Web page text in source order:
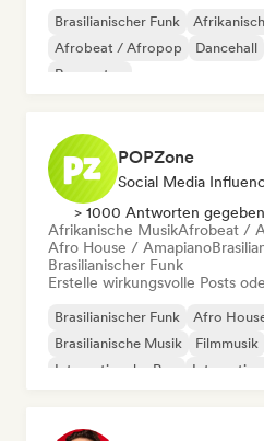
Brasilianischer Funk
Afrobeat / Afropop
Dancehall
Reggaeton
POPZone
Social Media
> 1000 Antworten gegeben
Afrikanische MusikAfrobeat /
Afro House / Amapiano
Brasilianischer Funk
Erstelle wirkungsvolle Posts
Brasilianischer Funk
Afro
Brasilianische Musik
Filmmusik
Internationaler Pop